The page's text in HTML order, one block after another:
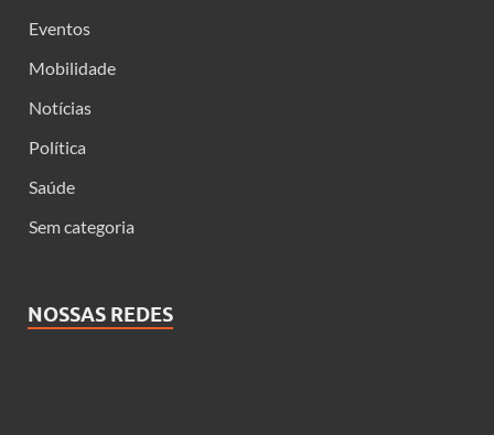
Eventos
Mobilidade
Notícias
Política
Saúde
Sem categoria
NOSSAS REDES